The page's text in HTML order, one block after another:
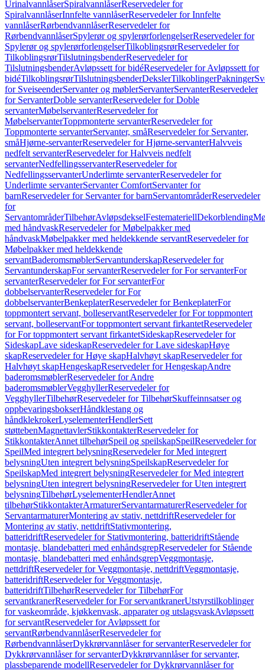
UrinalvannlåserSpiralvannlåserReservedeler for
SpiralvannlåserInnfelte vannlåserReservedeler for Innfelte
vannlåserRørbendvannlåserReservedeler for
RørbendvannlåserSpylerør og spylerørforlengelserReservedeler for
Spylerør og spylerørforlengelserTilkoblingsrørReservedeler for
TilkoblingsrørTilslutningsbenderReservedeler for
TilslutningsbenderAvløpssett for bidéReservedeler for Avløpssett for
bidéTilkoblingsrørTilslutningsbenderDekslerTilkoblingerPakninger
for SveiseenderServanter og møblerServanterServanterReservedeler
for ServanterDoble servanterReservedeler for Doble
servanterMøbelservanterReservedeler for
MøbelservanterToppmonterte servanterReservedeler for
Toppmonterte servanterServanter, småReservedeler for Servanter,
småHjørne-servanterReservedeler for Hjørne-servanterHalvveis
nedfelt servanterReservedeler for Halvveis nedfelt
servanterNedfellingsservanterReservedeler for
NedfellingsservanterUnderlimte servanterReservedeler for
Underlimte servanterServanter ComfortServanter for
barnReservedeler for Servanter for barnServantområderReservedeler
for
ServantområderTilbehørAvløpsdekselFestemateriellDekorblending
med håndvaskReservedeler for Møbelpakker med
håndvaskMøbelpakker med heldekkende servantReservedeler for
Møbelpakker med heldekkende
servantBaderomsmøblerServantunderskapReservedeler for
ServantunderskapFor servanterReservedeler for For servanterFor
servanterReservedeler for For servanterFor
dobbelservanterReservedeler for For
dobbelservanterBenkeplaterReservedeler for BenkeplaterFor
toppmontert servant, bolleservantReservedeler for For toppmontert
servant, bolleservantFor toppmontert servant firkantetReservedeler
for For toppmontert servant firkantetSideskapReservedeler for
SideskapLave sideskapReservedeler for Lave sideskapHøye
skapReservedeler for Høye skapHalvhøyt skapReservedeler for
Halvhøyt skapHengeskapReservedeler for HengeskapAndre
baderomsmøblerReservedeler for Andre
baderomsmøblerVegghyllerReservedeler for
VegghyllerTilbehørReservedeler for TilbehørSkuffeinnsatser og
oppbevaringsbokserHåndklestang og
håndklekrokerLyselementerHendlerSett
støttebenMagnettavlerStikkontakterReservedeler for
StikkontakterAnnet tilbehørSpeil og speilskapSpeilReservedeler for
SpeilMed integrert belysningReservedeler for Med integrert
belysningUten integrert belysningSpeilskapReservedeler for
SpeilskapMed integrert belysningReservedeler for Med integrert
belysningUten integrert belysningReservedeler for Uten integrert
belysningTilbehørLyselementerHendlerAnnet
tilbehørStikkontakterArmaturerServantarmaturerReservedeler for
ServantarmaturerMontering av stativ, nettdriftReservedeler for
Montering av stativ, nettdriftStativmontering,
batteridriftReservedeler for Stativmontering, batteridriftStående
montasje, blandebatteri med enhåndsgrepReservedeler for Stående
montasje, blandebatteri med enhåndsgrepVeggmontasje,
nettdriftReservedeler for Veggmontasje, nettdriftVeggmontasje,
batteridriftReservedeler for Veggmontasje,
batteridriftTilbehørReservedeler for TilbehørFor
servantkranerReservedeler for For servantkranerUtstyrstilkoblinger
for vaskeområde, kjøkkenvask, apparater og utslagsvaskAvløpssett
for servantReservedeler for Avløpssett for
servantRørbendvannlåserReservedeler for
RørbendvannlåserDykkrørvannlåser for servanterReservedeler for
Dykkrørvannlåser for servanterDykkrørvannlåser for servanter,
plassbeparende modellReservedeler for Dykkrørvannlåser for